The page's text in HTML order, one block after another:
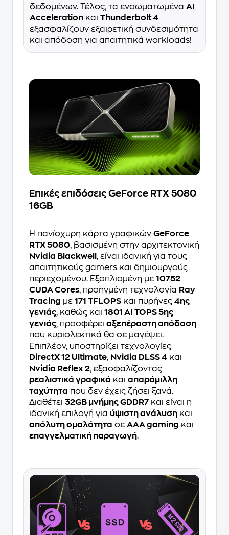
δεδομένων. Τέλος, τα ενσωματωμένα AI
Acceleration και Thunderbolt 4
εξασφαλίζουν εξαιρετική συνδεσιμότητα
και απόδοση για απαιτητικά workloads!
Επικές επιδόσεις GeForce RTX 5080
16GB
Η πανίσχυρη κάρτα γραφικών GeForce
RTX 5080, βασισμένη στην αρχιτεκτονική
Nvidia Blackwell , είναι ιδανική για τους
απαιτητικούς gamers και δημιουργούς
περιεχομένου. Εξοπλισμένη με 10752
CUDA Cores, προηγμένη τεχνολογία Ray
Tracing με 171 TFLOPS και πυρήνες 4ης
γενιάς, καθώς και 1801 AI TOPS 5ης
γενιάς, προσφέρει αξεπέραστη απόδοση
που κυριολεκτικά θα σε μαγέψει.
Επιπλέον, υποστηρίζει τεχνολογίες
DirectX 12 Ultimate, Nvidia DLSS 4 και
Nvidia Reflex 2, εξασφαλίζοντας
ρεαλιστικά γραφικά και απαράμιλλη
ταχύτητα που δεν έχεις ζήσει ξανά.
Διαθέτει 32GB μνήμης GDDR7 και είναι η
ιδανική επιλογή για ύψιστη ανάλυση και
απόλυτη ομαλότητα σε AAA gaming και
επαγγελματική παραγωγή.